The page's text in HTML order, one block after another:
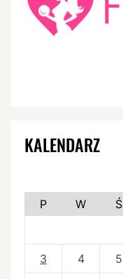
KALENDARZ
P W Ś
3 4 5